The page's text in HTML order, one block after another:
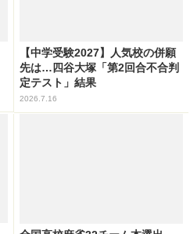
【中学受験2027】人気校の併願
先は…四谷大塚「第2回合不合判
定テスト」結果
2026.7.16